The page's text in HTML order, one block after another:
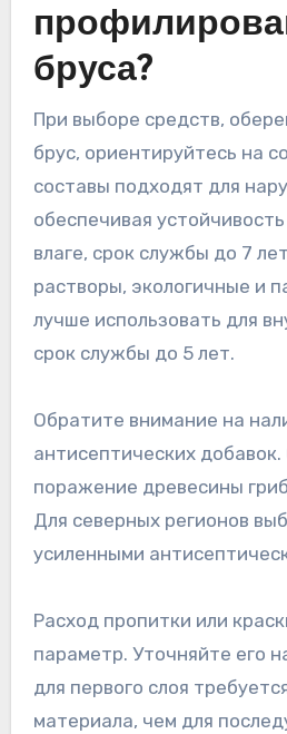
бруса?
При выборе средств,
брус, ориентируйтесь на
составы подходят для
обеспечивая
влаге, срок службы до 7
растворы, экологичные и
лучше использовать для
срок службы до 5 лет.
Обратите внимание на
антисептических
поражение древесины
Для северных регионов
усиленными
Расход пропитки или
параметр. Уточняйте его
для первого слоя
материала, чем для